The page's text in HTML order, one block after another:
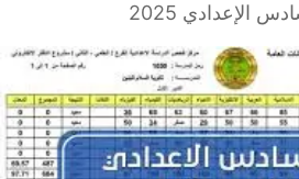
الإعدادي 2025